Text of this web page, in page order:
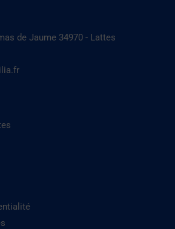
de Jaume 34970 - Lattes